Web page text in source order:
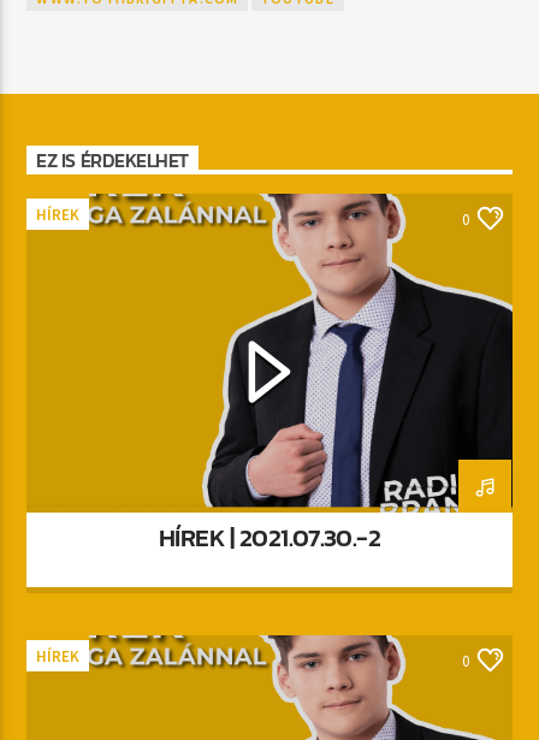
EZ IS ÉRDEKELHET
HÍREK 0
HÍREK | 2021.07.30.-2
HÍREK 0